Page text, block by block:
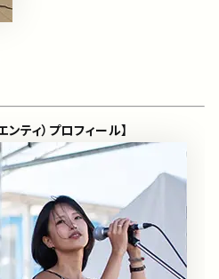
ティ）プロフィール】